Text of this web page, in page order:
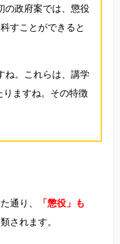
の政府案では、懲役
すことができると
。これらは、講学
りますね。その特徴
通り、
「懲役」も
されます。